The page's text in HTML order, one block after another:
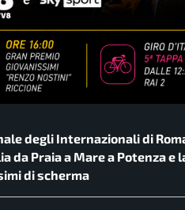
degli Internazionali di
da Praia a Mare a Potenza
di scherma